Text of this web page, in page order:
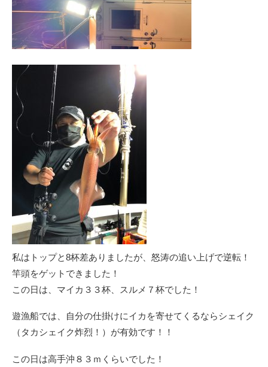
私はトップと8杯差ありましたが、怒涛の追い上げで逆転！
竿頭をゲットできました！
この日は、マイカ３３杯、スルメ７杯でした！
遊漁船では、自分の仕掛けにイカを寄せてくるならシェイク
（タカシェイク炸烈！）が有効です！！
この日は高手沖８３ｍくらいでした！